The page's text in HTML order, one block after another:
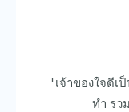
"เจ้าของใจดี
ทำ รว